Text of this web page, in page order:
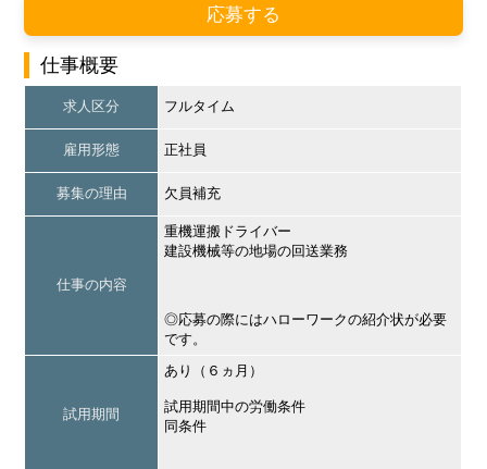
応募する
仕事概要
求人区分 フルタイム
雇用形態 正社員
募集の理由 欠員補充
仕事の内容
重機運搬ドライバー
建設機械等の地場の回送業務
◎応募の際にはハローワークの紹介状が必要
です。
試用期間
あり（６ヵ月）
試用期間中の労働条件
同条件